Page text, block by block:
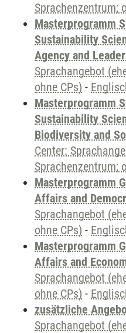
Sprachenzentrum;
Masterprogramm
Sustainability
Agency and
Sprachangebot
ohne CPs) -
Masterprogramm
Sustainability
Biodiversity and
Center:
Sprachenzentrum;
Masterprogramm
Affairs and
Sprachangebot
ohne CPs) -
Masterprogramm
Affairs and
Sprachangebot
ohne CPs) -
zusätzliche
Sprachangebot